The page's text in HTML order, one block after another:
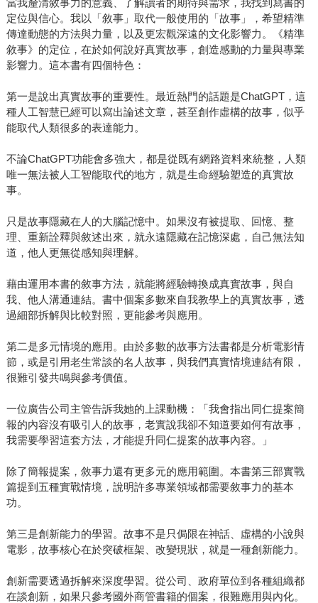
當我釐清敘事力的意義、了解讀者的期待與需求，我找到寫書的
定位與信心。我以「敘事」取代一般使用的「故事」，希望精準
傳達動態的方法與力量，以及更宏觀深遠的文化影響力。《精準
敘事》的定位，在於如何說好真實故事，創造感動的力量與專業
影響力。這本書有四個特色：
第一是說出真實故事的重要性。最近熱門的話題是ChatGPT，這
種人工智慧已經可以寫出論述文章，甚至創作虛構的故事，似乎
能取代人類很多的表達能力。
不論ChatGPT功能會多強大，都是從既有網路資料來統整，人類
唯一無法被人工智能取代的地方，就是生命經驗塑造的真實故
事。
只是故事隱藏在人的大腦記憶中。如果沒有被提取、回憶、整
理、重新詮釋與敘述出來，就永遠隱藏在記憶深處，自己無法知
道，他人更無從感知與理解。
藉由運用本書的敘事方法，就能將經驗轉換成真實故事，與自
我、他人溝通連結。書中個案多數來自我教學上的真實故事，透
過細部拆解與比較對照，更能參考與應用。
第二是多元情境的應用。由於多數的故事方法書都是分析電影情
節，或是引用老生常談的名人故事，與我們真實情境連結有限，
很難引發共鳴與參考價值。
一位廣告公司主管告訴我她的上課動機：「我會指出同仁提案簡
報的內容沒有吸引人的故事，老實說我卻不知道要如何有故事，
我需要學習這套方法，才能提升同仁提案的故事內容。」
除了簡報提案，敘事力還有更多元的應用範圍。本書第三部實戰
篇提到五種實戰情境，說明許多專業領域都需要敘事力的基本
功。
第三是創新能力的學習。故事不是只侷限在神話、虛構的小說與
電影，故事核心在於突破框架、改變現狀，就是一種創新能力。
創新需要透過拆解來深度學習。從公司、政府單位到各種組織都
在談創新，如果只參考國外商管書籍的個案，很難應用與內化。